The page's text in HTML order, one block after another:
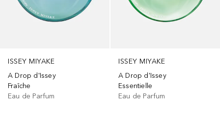
ISSEY MIYAKE
A Drop d'Issey
Fraîche
Eau de Parfum
ISSEY MIYAKE
A Drop d'Issey
Essentielle
Eau de Parfum